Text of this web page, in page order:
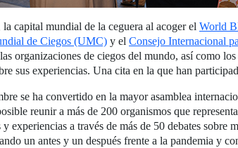
capital mundial de la ceguera al acoger el World
de Ciegos (UMC) y el Consejo Internacional
organizaciones de ciegos del mundo, así como
sus experiencias. Una cita en la que han
se ha convertido en la mayor asamblea
reunir a más de 200 organismos que
experiencias a través de más de 50 debates
un antes y un después frente a la pandemia y